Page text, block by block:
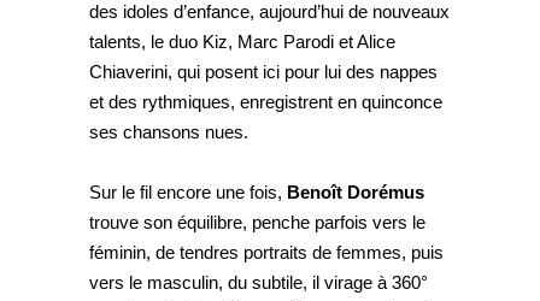
des idoles d’enfance, aujourd’hui de nouveaux
talents, le duo Kiz, Marc Parodi et Alice
Chiaverini, qui posent ici pour lui des nappes
et des rythmiques, enregistrent en quinconce
ses chansons nues.
Sur le fil encore une fois, Benoît Dorémus
trouve son équilibre, penche parfois vers le
féminin, de tendres portraits de femmes, puis
vers le masculin, du subtile, il virage à 360°